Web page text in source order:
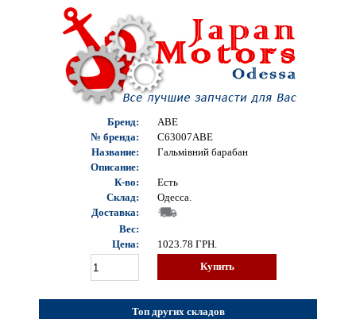
Бренд:
ABE
№ бренда:
C63007ABE
Название:
Гальмівний барабан
Описание:
К-во:
Есть
Склад:
Одесса.
Доставка:
Вес:
Цена:
1023.78 ГРН.
Купить
Топ других складов